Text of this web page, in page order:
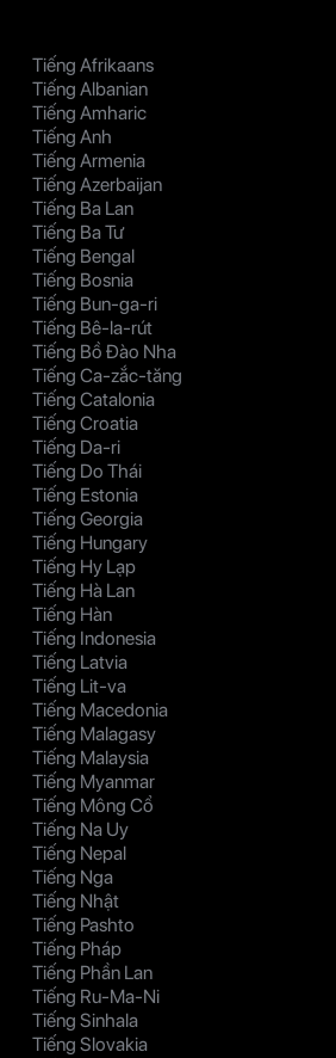
Tiếng Afrikaans
Tiếng Albanian
Tiếng Amharic
Tiếng Anh
Tiếng Armenia
Tiếng Azerbaijan
Tiếng Ba Lan
Tiếng Ba Tư
Tiếng Bengal
Tiếng Bosnia
Tiếng Bun-ga-ri
Tiếng Bê-la-rút
Tiếng Bồ Đào Nha
Tiếng Ca-zắc-tăng
Tiếng Catalonia
Tiếng Croatia
Tiếng Da-ri
Tiếng Do Thái
Tiếng Estonia
Tiếng Georgia
Tiếng Hungary
Tiếng Hy Lạp
Tiếng Hà Lan
Tiếng Hàn
Tiếng Indonesia
Tiếng Latvia
Tiếng Lit-va
Tiếng Macedonia
Tiếng Malagasy
Tiếng Malaysia
Tiếng Myanmar
Tiếng Mông Cổ
Tiếng Na Uy
Tiếng Nepal
Tiếng Nga
Tiếng Nhật
Tiếng Pashto
Tiếng Pháp
Tiếng Phần Lan
Tiếng Ru-Ma-Ni
Tiếng Sinhala
Tiếng Slovakia